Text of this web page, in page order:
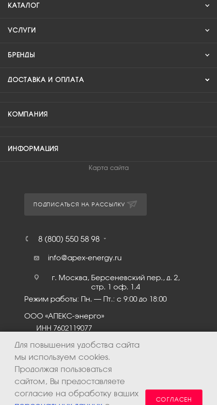
КАТАЛОГ
УСЛУГИ
БРЕНДЫ
ДОСТАВКА И ОПЛАТА
КОМПАНИЯ
ИНФОРМАЦИЯ
Карта сайта
ПОДПИСАТЬСЯ НА РАССЫЛКУ
8 (800) 550 58 98
info@apex-energy.ru
г. Москва, Берсеневский пер., д. 2,
стр. 1 оф. 1.4
Режим работы: Пн. – Пт.: с 9:00 до 18:00
ООО «АПЕКС-энерго»
ИНН 7602119077
Для повышения удобства сайта
мы используем cookies.
Продолжая пользоваться
сайтом, Вы предоставляете
согласие на обработку ваших
СОГЛАСЕН